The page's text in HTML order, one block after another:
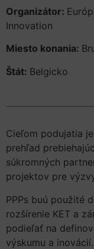
Organizátor:
Innovation
Miesto konania:
Štát: Belgicko
Cieľom podujatia
prehľad
súkromných
projektov pre
PPPs buú použité
rozšírenie KET a
podieľať na
výskumu a